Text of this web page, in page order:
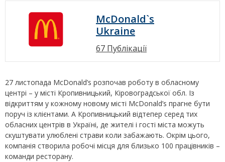
McDonald`s
Ukraine
67 Публікації
27 листопада McDonald’s розпочав роботу в обласному
центрі – у місті Кропивницький, Кіровоградської обл. Із
відкриттям у кожному новому місті McDonald’s прагне бути
поруч із клієнтами. А Кропивницький відтепер серед тих
обласних центрів в Україні, де жителі і гості міста можуть
скуштувати улюблені страви коли забажають. Окрім цього,
компанія створила робочі місця для близько 100 працівників –
команди ресторану.